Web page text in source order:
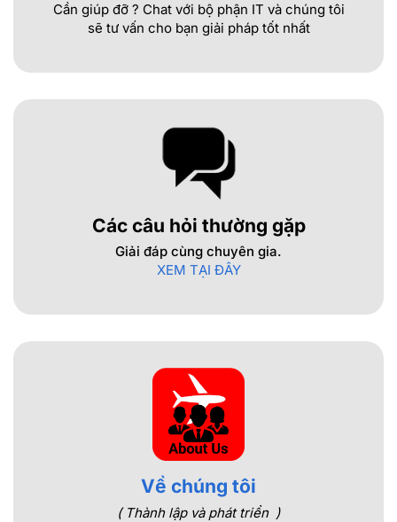
Cần giúp đỡ ? Chat với bộ phận IT và chúng tôi
sẽ tư vấn cho bạn giải pháp tốt nhất
Các câu hỏi thường gặp
Giải đáp cùng chuyên gia.
XEM TẠI ĐÂY
Về chúng tôi
( Thành lập và phát triển )